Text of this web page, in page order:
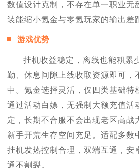
数值设计克制，不存在单一职业无
装能缩小氪金与零氪玩家的输出差
游戏优势
挂机收益稳定，离线也能积累
勤、休息间隙上线收取资源即可，
中。氪金选择灵活，仅四类基础特
通过活动白嫖，无强制大额充值活
定，长期不合服不会出现老区高战
新手开荒生存空间充足。适配多数
挂机发热控制合理，双端互通，安
通不割裂。